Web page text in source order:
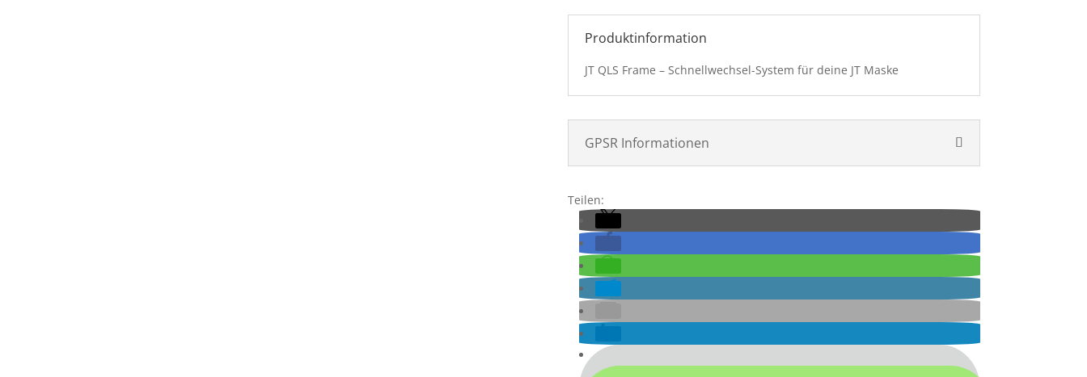
Produktinformation
JT QLS Frame – Schnellwechsel-System für deine JT Maske
GPSR Informationen
Teilen: